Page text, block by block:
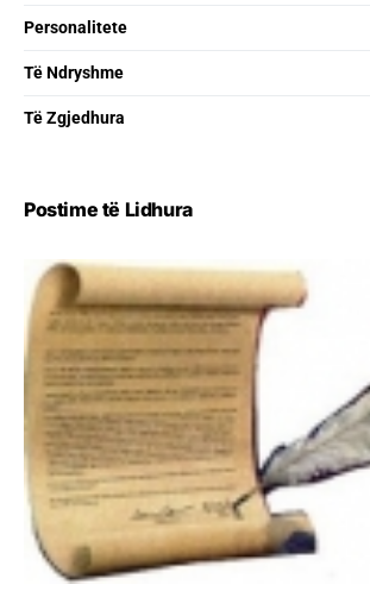
Personalitete
Të Ndryshme
Të Zgjedhura
Postime të Lidhura